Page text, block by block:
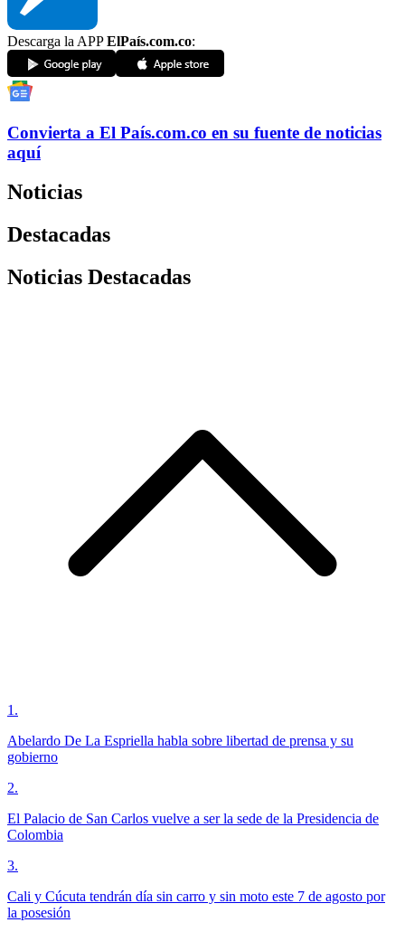
Descarga la APPElPaís.com.co:
Convierta a El País.com.co en su fuente de noticias
aquí
Noticias
Destacadas
Noticias Destacadas
1 .
Abelardo De La Espriella habla sobre libertad de prensa y su
gobierno
2.
El Palacio de San Carlos vuelve a ser la sede de la Presidencia de
Colombia
3.
Cali y Cúcuta tendrán día sin carro y sin moto este 7 de agosto por
la posesión